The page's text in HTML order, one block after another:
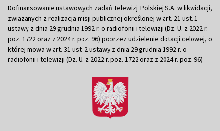
Dofinansowanie ustawowych zadań Telewizji Polskiej S.A. w likwidacji,
związanych z realizacją misji publicznej określonej w art. 21 ust. 1
ustawy z dnia 29 grudnia 1992 r. o radiofonii i telewizji (Dz. U. z 2022 r.
poz. 1722 oraz z 2024 r. poz. 96) poprzez udzielenie dotacji celowej, o
której mowa w art. 31 ust. 2 ustawy z dnia 29 grudnia 1992 r. o
radiofonii i telewizji (Dz. U. z 2022 r. poz. 1722 oraz z 2024 r. poz. 96)